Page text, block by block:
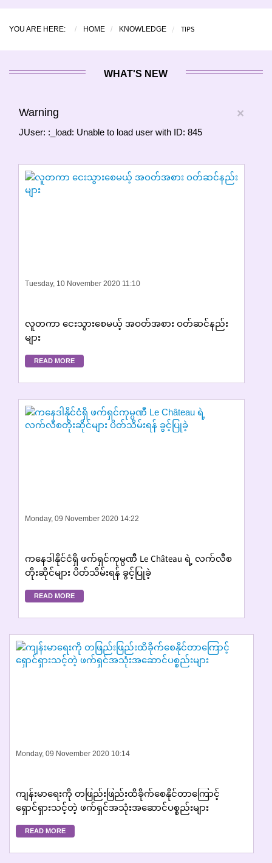
YOU ARE HERE: HOME KNOWLEDGE TIPS
WHAT'S NEW
×
Warning
JUser: :_load: Unable to load user with ID: 845
Tuesday, 10 November 2020 11:10
လူတကာ ငေးသွားစေမယ့် အဝတ်အစား ဝတ်ဆင်နည်း
များ
READ MORE
Monday, 09 November 2020 14:22
ကနေဒါနိုင်ငံရှိ ဖက်ရှင်ကုမ္ပဏီ Le Château ရဲ့ လက်လီစ
တိုးဆိုင်များ ပိတ်သိမ်းရန် ခွင့်ပြုခဲ့
READ MORE
Monday, 09 November 2020 10:14
ကျန်းမာရေးကို တဖြည်းဖြည်းထိခိုက်စေနိုင်တာကြောင့်
ရှောင်ရှားသင့်တဲ့ ဖက်ရှင်အသုံးအဆောင်ပစ္စည်းများ
READ MORE